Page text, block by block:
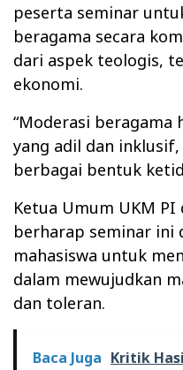
peserta seminar
beragama secara
dari aspek teologis,
ekonomi.
“Moderasi beragama
yang adil dan
berbagai bentuk
Ketua Umum UKM PI
berharap seminar ini
mahasiswa untuk
dalam mewujudkan
dan toleran.
Baca Juga Kritik